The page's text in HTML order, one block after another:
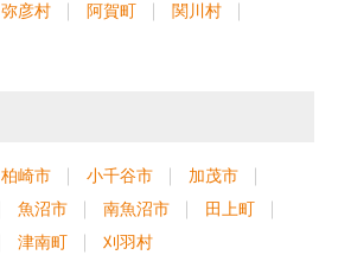
弥彦村 阿賀町
関川村
柏崎市 小千谷市
加茂市
魚沼市 南魚沼市
田上町
津南町 刈羽村